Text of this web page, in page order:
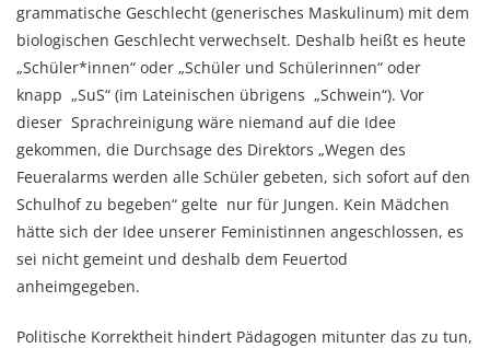
grammatische Geschlecht (generisches Maskulinum) mit dem
biologischen Geschlecht verwechselt. Deshalb heißt es heute
„Schüler*innen“ oder „Schüler und Schülerinnen“ oder
knapp „SuS“ (im Lateinischen übrigens „Schwein“). Vor
dieser Sprachreinigung wäre niemand auf die Idee
gekommen, die Durchsage des Direktors „Wegen des
Feueralarms werden alle Schüler gebeten, sich sofort auf den
Schulhof zu begeben“ gelte nur für Jungen. Kein Mädchen
hätte sich der Idee unserer Feministinnen angeschlossen, es
sei nicht gemeint und deshalb dem Feuertod
anheimgegeben.
Politische Korrektheit hindert Pädagogen mitunter das zu tun,